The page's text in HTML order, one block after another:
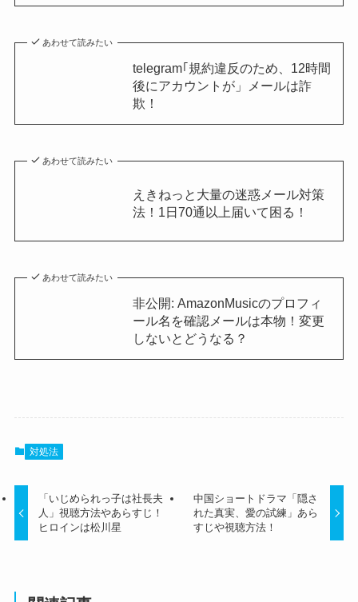
あわせて読みたい
telegram｢規約違反のため、12時間
後にアカウントが」メールは詐
欺！
あわせて読みたい
えきねっと大量の迷惑メール対策
法！1日70通以上届いて困る！
あわせて読みたい
非公開: AmazonMusicのプロフィ
ール名を確認メールは本物！変更
しないとどうなる？
対処法
「いじめられっ子は社長夫
人」視聴方法やあらすじ！
ヒロインは松川星
中国ショートドラマ「隠さ
れた真実、愛の試練」あら
すじや視聴方法！